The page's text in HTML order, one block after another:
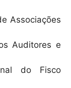
Associações
Auditores e
do Fisco